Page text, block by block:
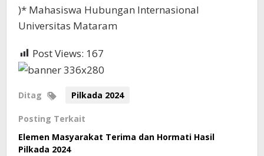
)* Mahasiswa Hubungan Internasional
Universitas Mataram
Post Views: 167
Ditag Pilkada 2024
Posting Terkait
Elemen Masyarakat Terima dan Hormati Hasil
Pilkada 2024